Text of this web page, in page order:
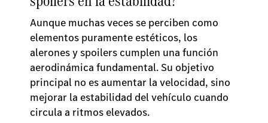
Aunque muchas veces se perciben como
elementos puramente estéticos, los
alerones y spoilers cumplen una función
aerodinámica fundamental. Su objetivo
principal no es aumentar la velocidad, sino
mejorar la estabilidad del vehículo cuando
circula a ritmos elevados.